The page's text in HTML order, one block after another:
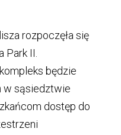
rozpoczęła się
Park II.
będzie
w sąsiedztwie
dostęp do